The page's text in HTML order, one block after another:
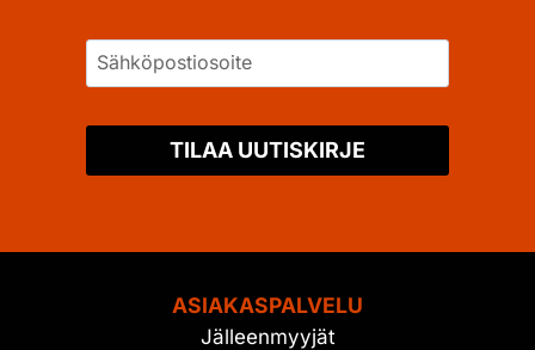
TILAA UUTISKIRJE
ASIAKASPALVELU
Jälleenmyyjät